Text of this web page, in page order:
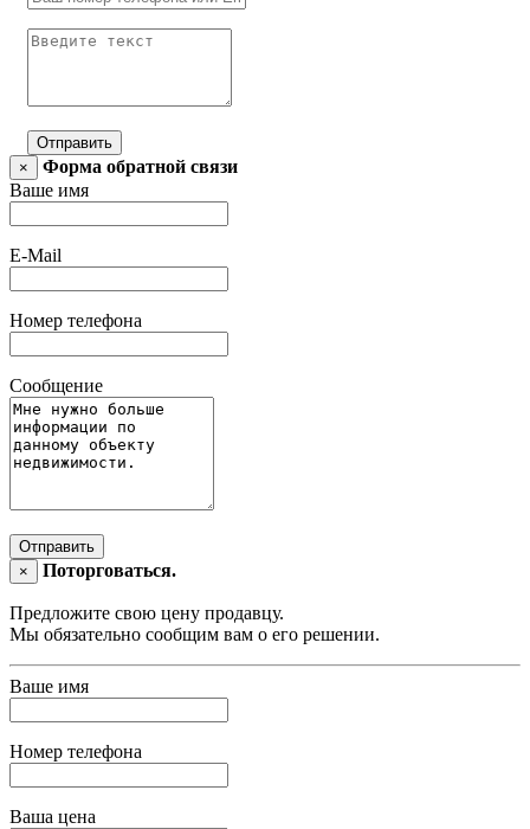
Отправить
×
Форма обратной связи
Ваше имя
E-Mail
Номер телефона
Сообщение
Отправить
×
Поторговаться.
Предложите свою цену продавцу.
Мы обязательно сообщим вам о его решении.
Ваше имя
Номер телефона
Ваша цена